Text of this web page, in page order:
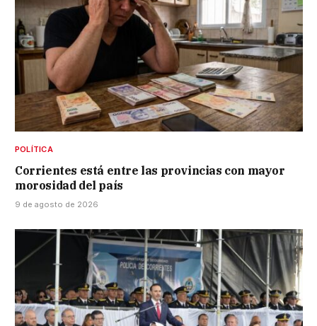
POLÍTICA
Corrientes está entre las provincias con mayor
morosidad del país
9 de agosto de 2026